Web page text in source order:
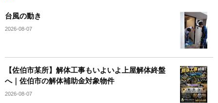
台風の動き
2026-08-07
【佐伯市某所】解体工事もいよいよ上屋解体終盤
へ｜佐伯市の解体補助金対象物件
2026-08-07